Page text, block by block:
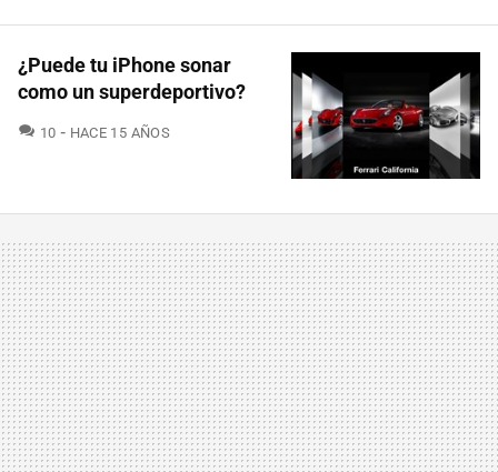
¿Puede tu iPhone sonar
como un superdeportivo?
10 COMENTARIOS
HACE 15 AÑOS